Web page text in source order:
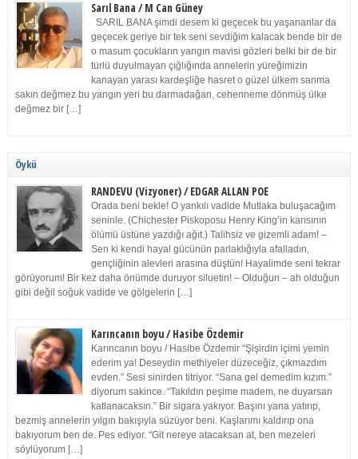
Sarıl Bana / M Can Güney
SARIL BANA şimdi desem ki geçecek bu yaşananlar da
geçecek geriye bir tek seni sevdiğim kalacak bende bir de
o masum çocukların yangın mavisi gözleri belki bir de bir
türlü duyulmayan çığlığında annelerin yüreğimizin
kanayan yarası kardeşliğe hasret o güzel ülkem sanma
sakın değmez bu yangın yeri bu darmadağan, cehenneme dönmüş ülke
değmez bir […]
Öykü
RANDEVU (Vizyoner) / EDGAR ALLAN POE
Orada beni bekle! O yankılı vadide Mutlaka buluşacağım
seninle. (Chichester Piskoposu Henry King’in karısının
ölümü üstüne yazdığı ağıt.) Talihsiz ve gizemli adam! –
Sen ki kendi hayal gücünün parlaklığıyla afalladın,
gençliğinin alevleri arasına düştün! Hayalimde seni tekrar
görüyorum! Bir kez daha önümde duruyor siluetin! – Olduğun – ah olduğun
gibi değil soğuk vadide ve gölgelerin […]
Karıncanın boyu / Hasibe Özdemir
Karıncanın boyu / Hasibe Özdemir “Şişirdin içimi yemin
ederim ya! Deseydin methiyeler düzeceğiz, çıkmazdım
evden.” Sesi sinirden titriyor. “Sana gel demedim kızım.”
diyorum sakince. “Takıldın peşime madem, ne duyarsan
katlanacaksın.” Bir sigara yakıyor. Başını yana yatırıp,
bezmiş annelerin yılgın bakışıyla süzüyor beni. Kaşlarımı kaldırıp ona
bakıyorum ben de. Pes ediyor. “Git nereye atacaksan at, ben mezeleri
söylüyorum […]